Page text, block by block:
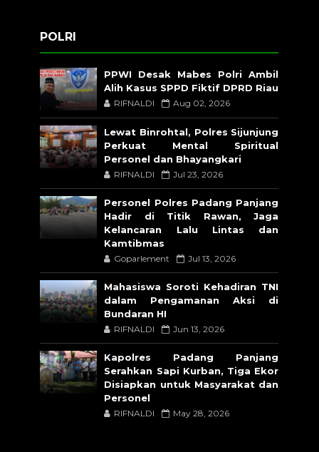
POLRI
PPWI Desak Mabes Polri Ambil
Alih Kasus SPPD Fiktif DPRD Riau
RIFNALDI Aug 02, 2026
Lewat Binrohtal, Polres Sijunjung
Perkuat Mental Spiritual
Personel dan Bhayangkari
RIFNALDI Jul 23, 2026
Personel Polres Padang Panjang
Hadir di Titik Rawan, Jaga
Kelancaran Lalu Lintas dan
Kamtibmas
Goparlement Jul 13, 2026
Mahasiswa Soroti Kehadiran TNI
dalam Pengamanan Aksi di
Bundaran HI
RIFNALDI Jun 13, 2026
Kapolres Padang Panjang
Serahkan Sapi Kurban, Tiga Ekor
Disiapkan untuk Masyarakat dan
Personel
RIFNALDI May 28, 2026